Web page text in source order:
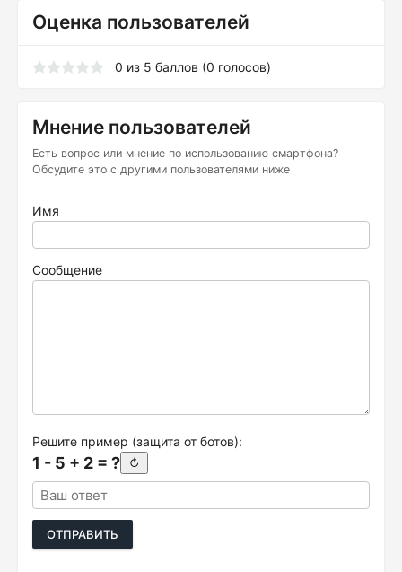
Оценка пользователей
0 из 5 баллов (0 голосов)
Мнение пользователей
Есть вопрос или мнение по использованию смартфона?
Обсудите это с другими пользователями ниже
Имя
Сообщение
Решите пример (защита от ботов):
1 - 5 + 2 = ? ↻
ОТПРАВИТЬ